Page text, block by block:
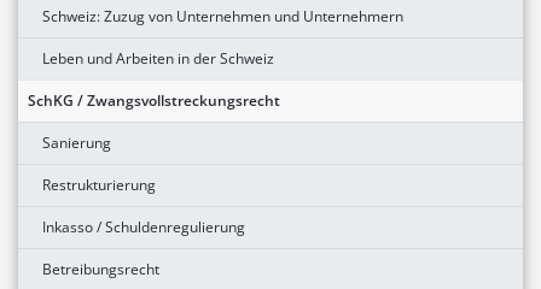
Schweiz: Zuzug von Unternehmen und Unternehmern
Leben und Arbeiten in der Schweiz
SchKG / Zwangsvollstreckungsrecht
Sanierung
Restrukturierung
Inkasso / Schuldenregulierung
Betreibungsrecht